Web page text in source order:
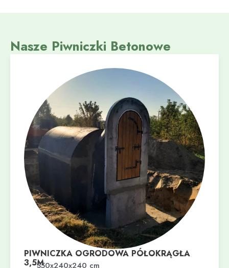
Nasze Piwniczki Betonowe
PIWNICZKA OGRODOWA PÓŁOKRĄGŁA
3,5M350x240x240 cm
Dodaj do koszyka